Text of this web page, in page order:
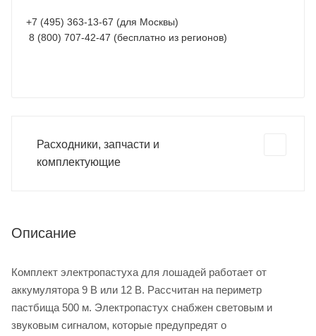
+7 (495) 363-13-67 (для Москвы)
8 (800) 707-42-47 (бесплатно из регионов)
Расходники, запчасти и
комплектующие
Описание
Комплект электропастуха для лошадей работает от
аккумулятора 9 В или 12 В. Рассчитан на периметр
пастбища 500 м. Электропастух снабжен световым и
звуковым сигналом, которые предупредят о